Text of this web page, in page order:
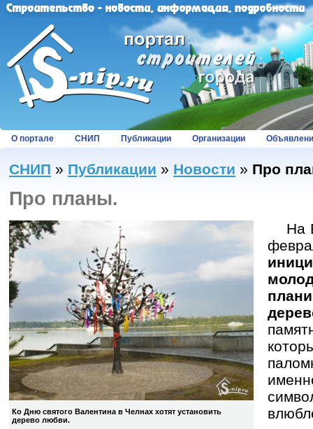
О портале СНИП Публикации Организации
СНИП » Публикации » Новости » Про
Про планы.
Ко Дню святого Валентина в Челнах хотят установить
дерево любви.
На